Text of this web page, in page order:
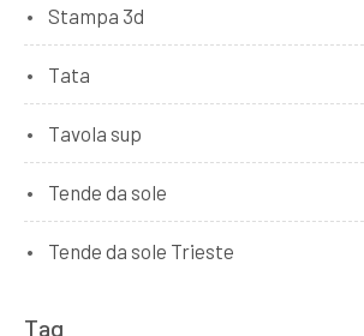
Stampa 3d
Tata
Tavola sup
Tende da sole
Tende da sole Trieste
Tag